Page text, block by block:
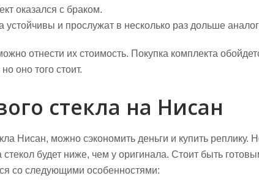
оказался с браком.
и прослужат в несколько раз дольше
отнести их стоимость. Покупка комплекта
оно того стоит.
стекла на Нисан
Нисан, можно сэкономить деньги и купить реплику.
стекол будет ниже, чем у оригинала. Стоит быть
со следующими особенностями: